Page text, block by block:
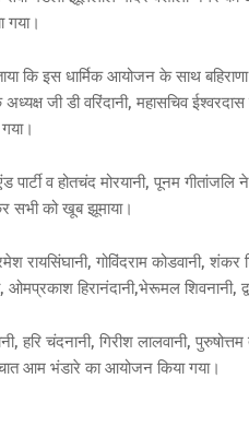
गया।
कि इस धार्मिक आयोजन के साथ
जी डी वरिंदानी, महासचिव
व होतचंद मोरयानी, पूनम गीतांजलि ने
सभी को खूब झूमाया।
गोविंदराम कोडवानी, शंकर
ओमप्रकाश हिरानंदानी,भेरूमल शिवनानी,
हरि चंदनानी, गिरीश लालवानी,
आम भंडारे का आयोजन किया गया।